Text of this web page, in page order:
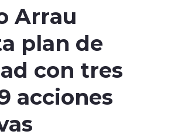
claro
Arrau
plan de
con tres
acciones